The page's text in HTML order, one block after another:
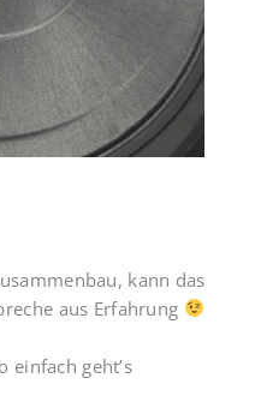
kann das
aus Erfahrung
einfach geht’s